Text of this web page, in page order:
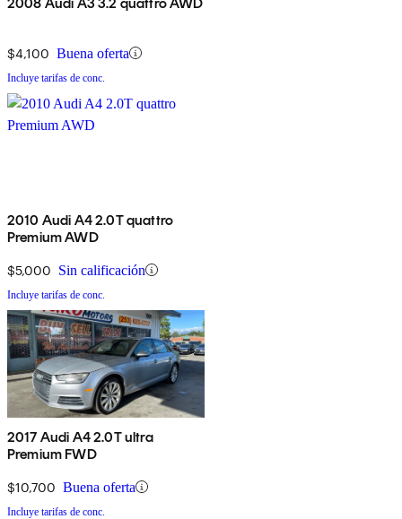
$4,100 Buena oferta
Incluye tarifas de conc.
2010 Audi A4 2.0T quattro
Premium AWD
$5,000 Sin calificación
Incluye tarifas de conc.
2017 Audi A4 2.0T ultra
Premium FWD
$10,700 Buena oferta
Incluye tarifas de conc.